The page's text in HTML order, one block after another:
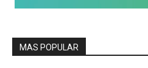
MAS POPULAR